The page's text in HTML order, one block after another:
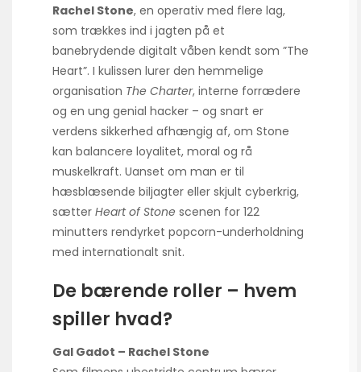
Rachel Stone, en operativ med flere lag,
som trækkes ind i jagten på et
banebrydende digitalt våben kendt som ”The
Heart”. I kulissen lurer den hemmelige
organisation The Charter, interne forrædere
og en ung genial hacker – og snart er
verdens sikkerhed afhængig af, om Stone
kan balancere loyalitet, moral og rå
muskelkraft. Uanset om man er til
hæsblæsende biljagter eller skjult cyberkrig,
sætter Heart of Stone scenen for 122
minutters rendyrket popcorn-underholdning
med internationalt snit.
De bærende roller – hvem
spiller hvad?
Gal Gadot – Rachel Stone